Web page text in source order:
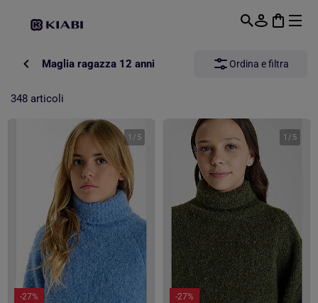
Maglia ragazza 12 anni Ordina e filtra
348 articoli
1 / 5
-27%
1 / 5
-27%